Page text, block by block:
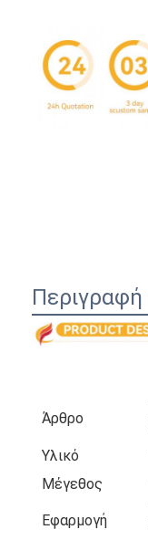
Σχετικά με εμάς
Επισκέψεις
Επικοινωνήστε
Ειδήσεις
Περιγραφή
Άρθρο
Υλικό
Μέγεθος
Εφαρμογή